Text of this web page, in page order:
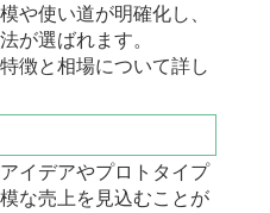
や使い道が明確化し、
が選ばれます。
徴と相場について詳し
イデアやプロトタイプ
な売上を見込むことが